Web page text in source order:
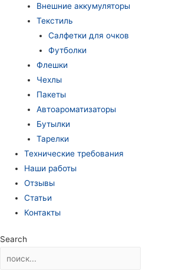
Внешние аккумуляторы
Текстиль
Салфетки для очков
Футболки
Флешки
Чехлы
Пакеты
Автоароматизаторы
Бутылки
Тарелки
Технические требования
Наши работы
Отзывы
Статьи
Контакты
Search